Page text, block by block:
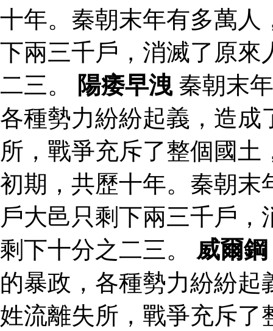
十年。秦朝末年有多萬人
下兩三千戶，消滅了原來
二三。
陽痿早洩 秦朝末
各種勢力紛紛起義，造成
所，戰爭充斥了整個國
初期，共歷十年。秦朝末
戶大邑只剩下兩三千戶
剩下十分之二三。 威爾鋼
的暴政，各種勢力紛紛
姓流離失所，戰爭充斥了